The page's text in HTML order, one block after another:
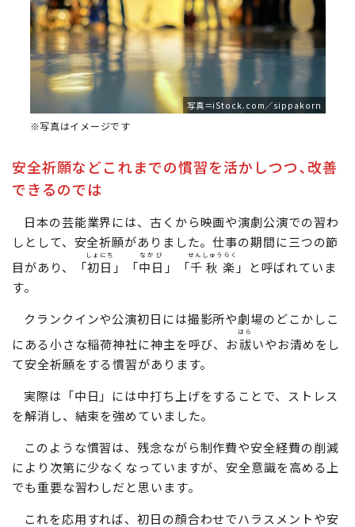
※写真はイメージです
安全祈願などこれまでの慣習を活かしつつ､改善
できるのでは
日本の芸能業界には、古くから映画や演劇公演での習わ
しとして、安全祈願がありました。仕事の期間に三つの節
目があり、「 初日」「中日 」「千秋楽」と呼ばれていま
す。
クランクインや公演初日には撮影所や劇場のどこかしこ
にある小さな稲荷神社に神主を呼び、お 祓 いやお清めをし
て安全祈願をする慣習があります。
実際は「中日」には中打ち上げをすることで、ストレス
を解消し、結束を強めていました。
このような慣習は、残念ながら制作費や安全経費の削減
により次第に少なくなっていますが、安全意識を高める上